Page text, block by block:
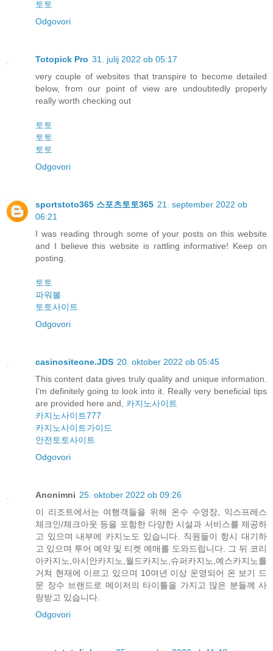
토토
Odgovori
Totopick Pro 31. julij 2022 ob 05:17
very couple of websites that transpire to become detailed
below, from our point of view are undoubtedly properly
really worth checking out
토토
토토
토토
Odgovori
sportstoto365 스포츠토토365 21. september 2022 ob
06:21
I was reading through some of your posts on this website
and I believe this website is rattling informative! Keep on
posting.
토토
파워볼
토토사이트
Odgovori
casinositeone.JDS 20. oktober 2022 ob 05:45
This content data gives truly quality and unique information.
I’m definitely going to look into it. Really very beneficial tips
are provided here and, 카지노사이트
카지노사이트777
카지노사이트가이드
안전토토사이트
Odgovori
Anonimni 25. oktober 2022 ob 09:26
이 리조트에서는 여행객들을 위해 온수 수영장, 익스프레스
체크인/체크아웃 등을 포함한 다양한 시설과 서비스를 제공하
고 있으며 내부에 카지노도 있습니다. 직원들이 항시 대기하
고 있으며 투어 예약 및 티켓 예매를 도와드립니다. 그 뒤 코리
아카지노,아시안카지노,월드카지노,슈퍼카지노,예스카지노를
거쳐 현재에 이르고 있으며 10여년 이상 운영되어 온 보기 드
문 장수 브랜드로 메이저의 타이틀을 가지고 많은 분들께 사
랑받고 있습니다.
Odgovori